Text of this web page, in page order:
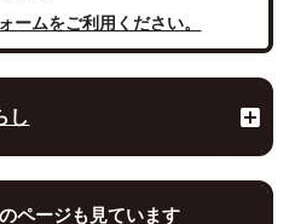
ームをご利用ください。
し
ページも見ています